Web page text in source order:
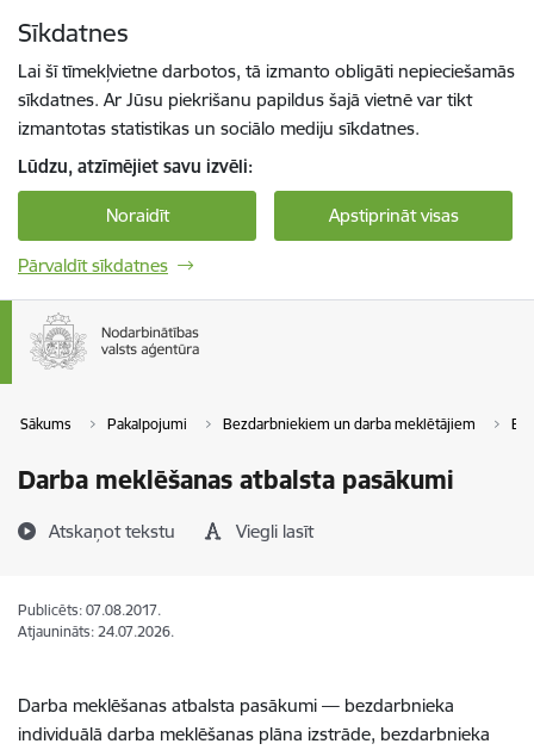
Sīkdatnes
Lai šī tīmekļvietne darbotos, tā izmanto obligāti nepieciešamās
sīkdatnes. Ar Jūsu piekrišanu papildus šajā vietnē var tikt
izmantotas statistikas un sociālo mediju sīkdatnes.
Lūdzu, atzīmējiet savu izvēli:
Noraidīt Apstiprināt visas
Pārvaldīt sīkdatnes
Sākums Pakalpojumi Bezdarbniekiem un darba meklētājiem
Darba meklēšanas atbalsta pasākumi
Atskaņot tekstu Viegli lasīt
Publicēts: 07.08.2017.
Atjaunināts: 24.07.2026.
Darba meklēšanas atbalsta pasākumi — bezdarbnieka
individuālā darba meklēšanas plāna izstrāde, bezdarbnieka